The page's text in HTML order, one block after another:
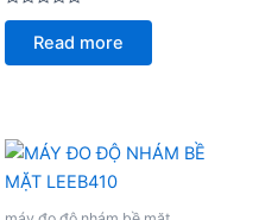
Rated
of
Read more